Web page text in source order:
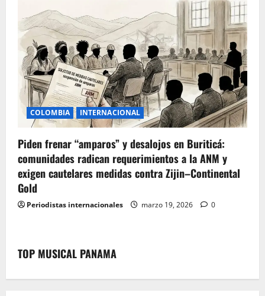
COLOMBIA INTERNACIONAL
Piden frenar “amparos” y desalojos en Buriticá:
comunidades radican requerimientos a la ANM y
exigen cautelares medidas contra Zijin–Continental
Gold
Periodistas internacionales marzo 19, 2026 0
TOP MUSICAL PANAMA